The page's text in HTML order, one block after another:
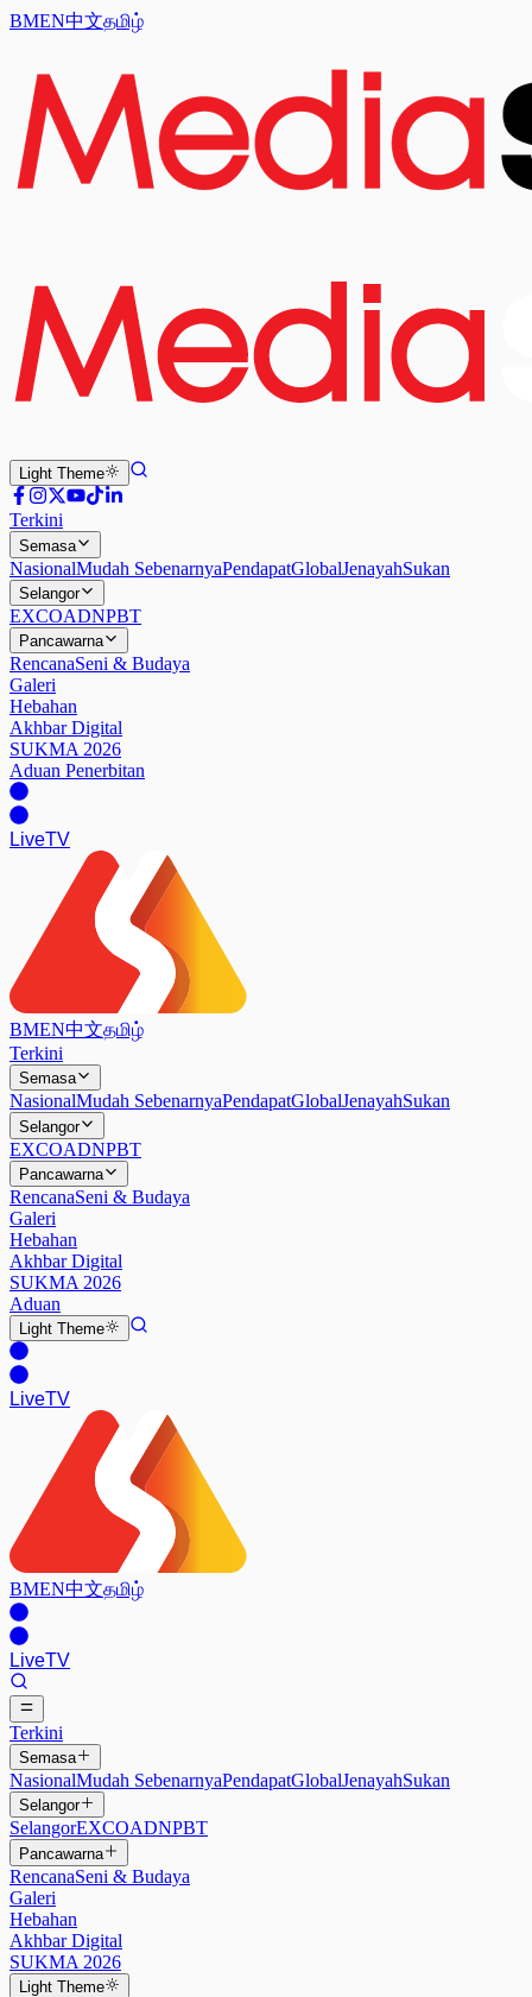
BMEN中文தமிழ்
Light Theme
Terkini
Semasa
NasionalMudah SebenarnyaPendapatGlobalJenayahSukan
Selangor
EXCOADNPBT
Pancawarna
RencanaSeni & Budaya
Galeri
Hebahan
Akhbar Digital
SUKMA 2026
Aduan Penerbitan
LiveTV
BMEN中文தமிழ்
Terkini
Semasa
NasionalMudah SebenarnyaPendapatGlobalJenayahSukan
Selangor
EXCOADNPBT
Pancawarna
RencanaSeni & Budaya
Galeri
Hebahan
Akhbar Digital
SUKMA 2026
Aduan
Light Theme
LiveTV
BMEN中文தமிழ்
LiveTV
Terkini
Semasa
NasionalMudah SebenarnyaPendapatGlobalJenayahSukan
Selangor
SelangorEXCOADNPBT
Pancawarna
RencanaSeni & Budaya
Galeri
Hebahan
Akhbar Digital
SUKMA 2026
Light Theme